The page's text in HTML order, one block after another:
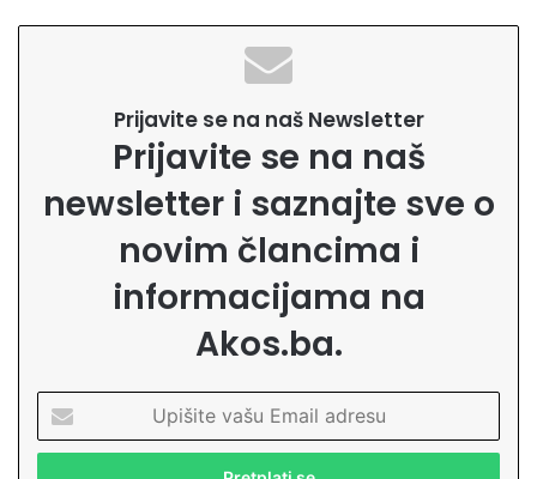
Prijavite se na naš Newsletter
Prijavite se na naš
newsletter i saznajte sve o
novim člancima i
informacijama na
Akos.ba.
i